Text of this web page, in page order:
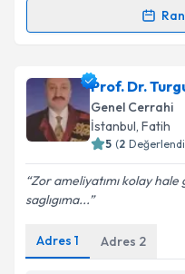
'ni
kapsamda
Randevu
Op. Dr. Ümit Gür
oluşturun. Size bu
takvim
Kişisel
Metni'ni okudum
Prof. Dr.
Genel Cerrahi
İstanbul, Fatih
5 (2
Zor ameliyatımı kolay
saglıgıma...
Adres 1 Adres 2